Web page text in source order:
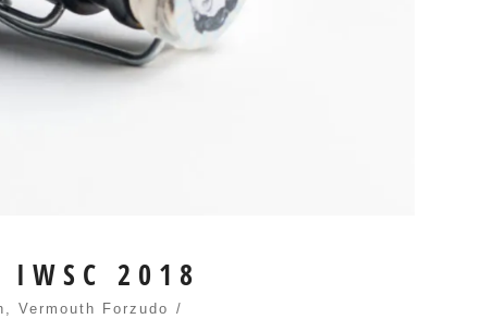
IWSC 2018
Vermouth Forzudo